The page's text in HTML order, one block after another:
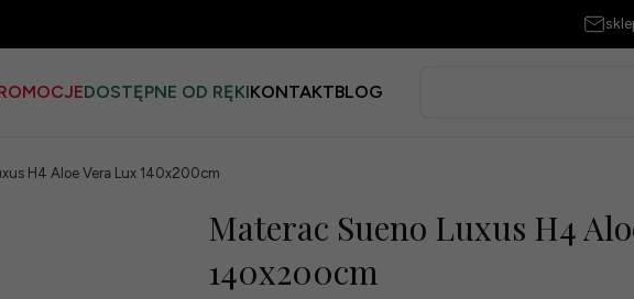
DOSTĘPNE OD RĘKIKONTAKTBLOG
H4 Aloe Vera Lux 140x200cm
Materac Sueno Luxus H4
140x200cm